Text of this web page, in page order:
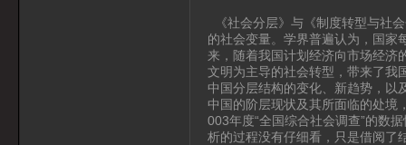
《社会分层》与《制度转型与社
的社会变量。学界普遍认为，国家
来，随着我国计划经济向市场经济
文明为主导的社会转型，带来了我
中国分层结构的变化、新趋势，以
中国的阶层现状及其所面临的处境
003年度“全国综合社会调查”的数
析的过程没有仔细看，只是借阅了